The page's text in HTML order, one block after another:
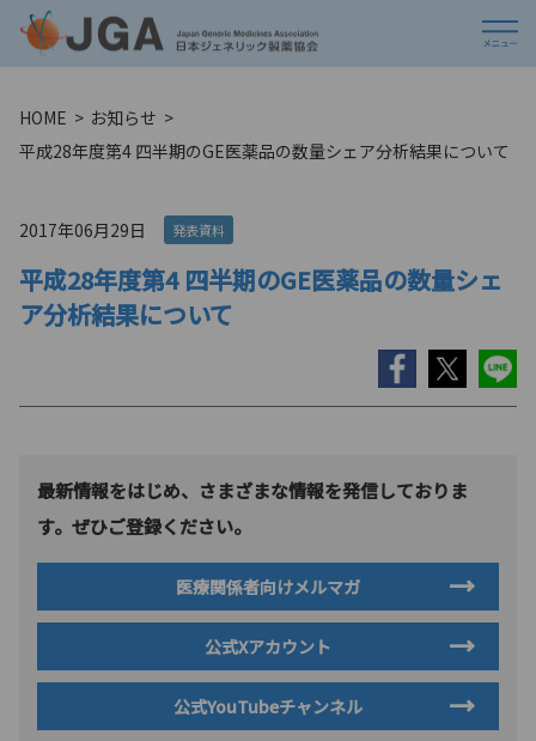
HOME
お知らせ
平成28年度第4 四半期のGE医薬品の数量シェア分析結果について
2017年06月29日 発表資料
平成28年度第4 四半期のGE医薬品の数量シェ
ア分析結果について
最新情報をはじめ、さまざまな情報を発信しておりま
す。ぜひご登録ください。
医療関係者向けメルマガ
公式Xアカウント
公式YouTubeチャンネル